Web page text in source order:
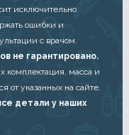
исключительно
ошибки и
с врачом.
не гарантировано.
комплектация, масса и
от указанных на сайте.
детали у наших